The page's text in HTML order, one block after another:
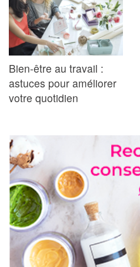
Bien-être au travail :
astuces pour améliorer
votre quotidien